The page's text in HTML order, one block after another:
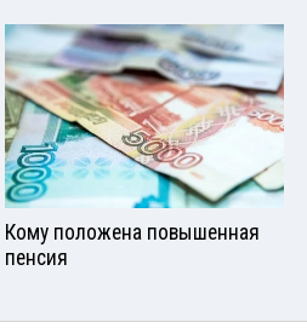
Кому положена повышенная
пенсия